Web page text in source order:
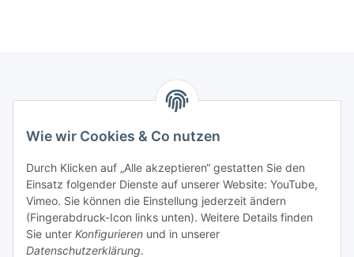
Wie wir Cookies & Co nutzen
Durch Klicken auf „Alle akzeptieren“ gestatten Sie den
Einsatz folgender Dienste auf unserer Website: YouTube,
Vimeo. Sie können die Einstellung jederzeit ändern
(Fingerabdruck-Icon links unten). Weitere Details finden
Sie unter Konfigurieren und in unserer
Datenschutzerklärung.
Mein Konto
Hosting, Design & JTL-Support